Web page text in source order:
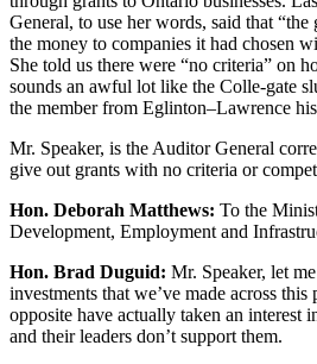
General, to use her words, said that
the money to companies it had chosen
She told us there were “no criteria” on
sounds an awful lot like the Colle-gate
the member from Eglinton–Lawrence
Mr. Speaker, is the Auditor General
give out grants with no criteria or
Hon. Deborah Matthews: To the
Development, Employment and
Hon. Brad Duguid: Mr. Speaker, let
investments that we’ve made across
opposite have actually taken an interest
and their leaders don’t support them.